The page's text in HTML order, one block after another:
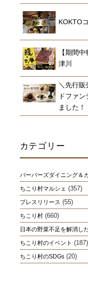
KOKTO
【期間
津川
＼先行販
ドファ
ました！
カテゴリー
バーバーズダイニング＆
ちこり村マルシェ (357)
プレスリリース (55)
ちこり村(660)
日本の野菜不足を解消し
ちこり村のイベント (187)
ちこり村のSDGs(20)